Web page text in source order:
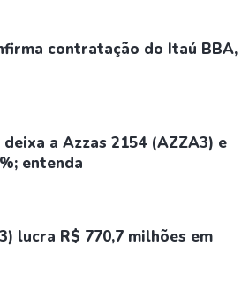
contratação do Itaú BBA,
a Azzas 2154 (AZZA3) e
entenda
lucra R$ 770,7 milhões em